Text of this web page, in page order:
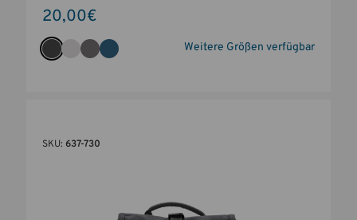
20,00€
Weitere Größen verfügbar
SKU: 637-730